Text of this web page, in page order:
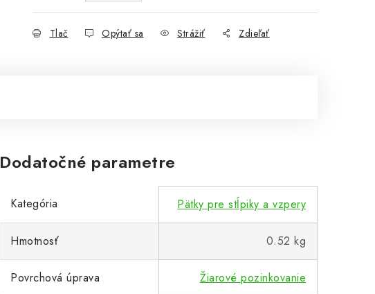
Tlač Opýtať sa Strážiť Zdieľať
Dodatočné parametre
Kategória Pätky pre stĺpiky a vzpery
Hmotnosť 0.52 kg
Povrchová úprava Žiarové pozinkovanie